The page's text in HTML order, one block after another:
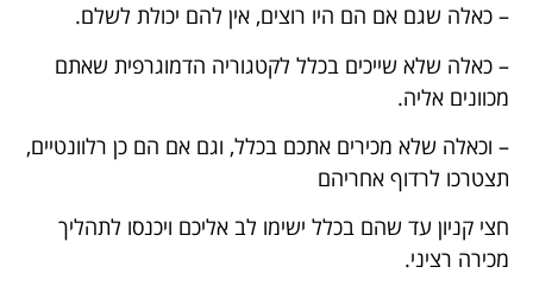
– כאלה שגם אם הם היו רוצים, אין להם יכולת לשלם.
– כאלה שלא שייכים בכלל לקטגוריה הדמוגרפית שאתם
מכוונים אליה.
– וכאלה שלא מכירים אתכם בכלל, וגם אם הם כן רלוונטיים,
תצטרכו לרדוף אחריהם
חצי קניון עד שהם בכלל ישימו לב אליכם ויכנסו לתהליך
מכירה רציני.